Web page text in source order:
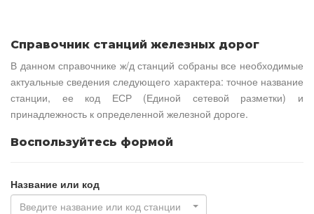
Справочник станций железных дорог
В данном справочнике ж/д станций собраны все необходимые
актуальные сведения следующего характера: точное название
станции, ее код ЕСР (Единой сетевой разметки) и
принадлежность к определенной железной дороге.
Воспользуйтесь формой
Название или код
Введите название или код станции